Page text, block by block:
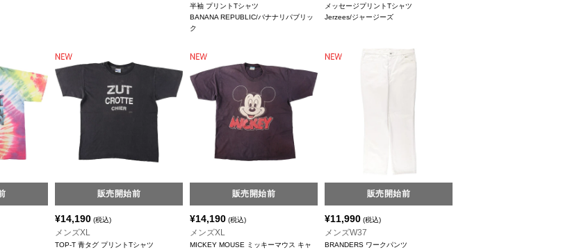
半袖 プリントTシャツ
BANANA REPUBLIC/バナナリパブリッ
ク
メッセージプリントTシャツ
Jerzees/ジャージーズ
販売開始前
¥14,190 (税込)
メンズXL
TOP-T 青タグ プリントTシャツ
販売開始前
¥14,190 (税込)
メンズXL
MICKEY MOUSE ミッキーマウス キャ
販売開始前
¥11,990 (税込)
メンズW37
BRANDERS ワークパンツ